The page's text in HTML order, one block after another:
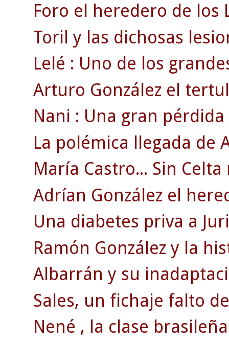
Foro el heredero de los
Toril y las dichosas
Lelé : Uno de los
Arturo González el
Nani : Una gran
La polémica llegada de
María Castro... Sin
Adrían González el
Una diabetes priva a
Ramón González y la
Albarrán y su
Sales, un fichaje falto
Nené , la clase